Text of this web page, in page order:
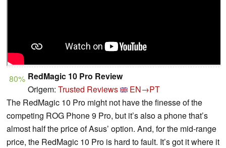
80% RedMagic 10 Pro Review
Origem: Trusted Reviews
EN→PT
The RedMagic 10 Pro might not have the finesse of the
competing ROG Phone 9 Pro, but it’s also a phone that’s
almost half the price of Asus’ option. And, for the mid-range
price, the RedMagic 10 Pro is hard to fault. It’s got it where it